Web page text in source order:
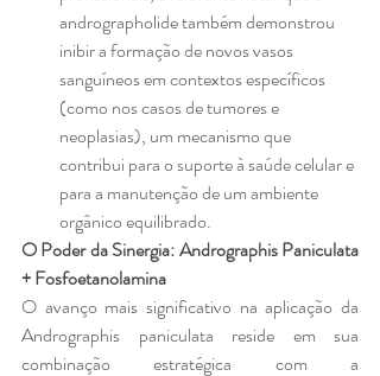
andrographolide também demonstrou
inibir a formação de novos vasos
sanguíneos em contextos específicos
(como nos casos de tumores e
neoplasias), um mecanismo que
contribui para o suporte à saúde celular e
para a manutenção de um ambiente
orgânico equilibrado.
O Poder da Sinergia: Andrographis Paniculata
+ Fosfoetanolamina
O avanço mais significativo na aplicação da
Andrographis paniculata reside em sua